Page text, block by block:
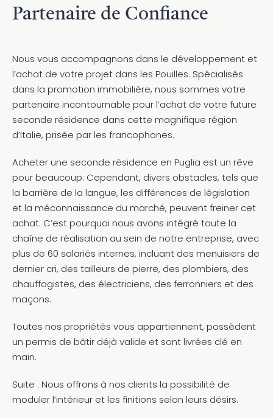
Partenaire de Confiance
Nous vous accompagnons dans le développement et
l’achat de votre projet dans les Pouilles. Spécialisés
dans la promotion immobilière, nous sommes votre
partenaire incontournable pour l’achat de votre future
seconde résidence dans cette magnifique région
d’Italie, prisée par les francophones.
Acheter une seconde résidence en Puglia est un rêve
pour beaucoup. Cependant, divers obstacles, tels que
la barrière de la langue, les différences de législation
et la méconnaissance du marché, peuvent freiner cet
achat. C’est pourquoi nous avons intégré toute la
chaîne de réalisation au sein de notre entreprise, avec
plus de 60 salariés internes, incluant des menuisiers de
dernier cri, des tailleurs de pierre, des plombiers, des
chauffagistes, des électriciens, des ferronniers et des
maçons.
Toutes nos propriétés vous appartiennent, possèdent
un permis de bâtir déjà valide et sont livrées clé en
main.
Suite : Nous offrons à nos clients la possibilité de
moduler l’intérieur et les finitions selon leurs désirs.